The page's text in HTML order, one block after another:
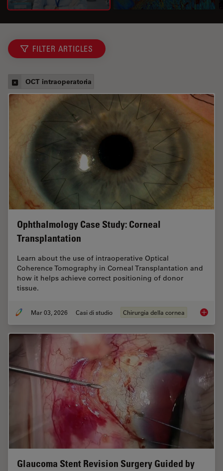
FILTER ARTICLES
OCT intraoperatoria
Ophthalmology Case Study: Corneal
Transplantation
Learn about the use of intraoperative Optical
Coherence Tomography in Corneal Transplantation and
how it helps achieve correct positioning of donor
tissue.
Mar 03, 2026 Casi di studio Chirurgia della cornea
Glaucoma Stent Revision Surgery Guided by